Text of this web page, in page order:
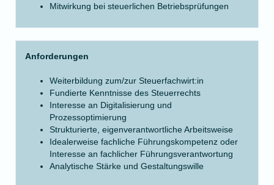
Mitwirkung bei steuerlichen Betriebsprüfungen
Anforderungen
Weiterbildung zum/zur Steuerfachwirt:in
Fundierte Kenntnisse des Steuerrechts
Interesse an Digitalisierung und
Prozessoptimierung
Strukturierte, eigenverantwortliche Arbeitsweise
Idealerweise fachliche Führungskompetenz oder
Interesse an fachlicher Führungsverantwortung
Analytische Stärke und Gestaltungswille